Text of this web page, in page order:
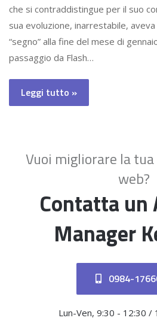
che si contraddistingue per il suo
sua evoluzione, inarrestabile,
“segno” alla fine del mese di
passaggio da Flash…
Leggi tutto »
Vuoi migliorare la
web?
Contatta un
Manager
0984-
Lun-Ven, 9:30 - 12:30 /